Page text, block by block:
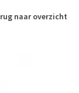
naar overzicht